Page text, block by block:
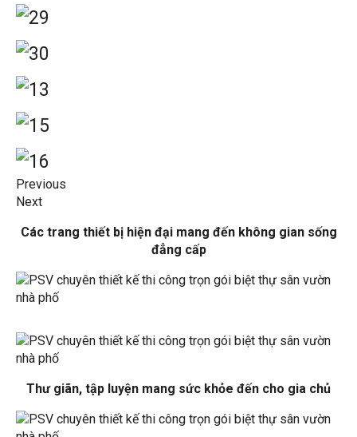
Previous
Next
Các trang thiết bị hiện đại mang đến không gian sống
đẳng cấp
Thư giãn, tập luyện mang sức khỏe đến cho gia chủ